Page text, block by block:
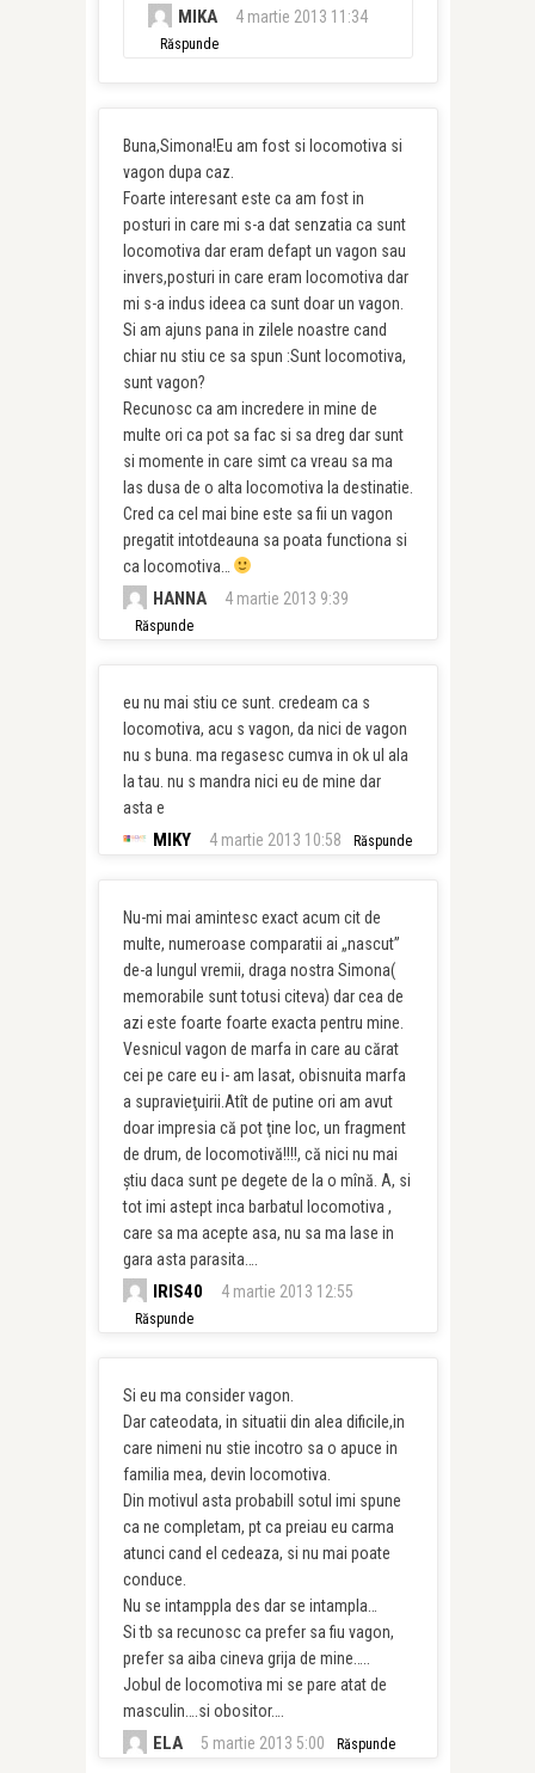
MIKA 4 martie 2013 11:34
Răspunde
Buna,Simona!Eu am fost si locomotiva si
vagon dupa caz.
Foarte interesant este ca am fost in
posturi in care mi s-a dat senzatia ca sunt
locomotiva dar eram defapt un vagon sau
invers,posturi in care eram locomotiva dar
mi s-a indus ideea ca sunt doar un vagon.
Si am ajuns pana in zilele noastre cand
chiar nu stiu ce sa spun :Sunt locomotiva,
sunt vagon?
Recunosc ca am incredere in mine de
multe ori ca pot sa fac si sa dreg dar sunt
si momente in care simt ca vreau sa ma
las dusa de o alta locomotiva la destinatie.
Cred ca cel mai bine este sa fii un vagon
pregatit intotdeauna sa poata functiona si
ca locomotiva…
HANNA 4 martie 2013 9:39
Răspunde
eu nu mai stiu ce sunt. credeam ca s
locomotiva, acu s vagon, da nici de vagon
nu s buna. ma regasesc cumva in ok ul ala
la tau. nu s mandra nici eu de mine dar
asta e
MIKY 4 martie 2013 10:58 Răspunde
Nu-mi mai amintesc exact acum cit de
multe, numeroase comparatii ai „nascut”
de-a lungul vremii, draga nostra Simona(
memorabile sunt totusi citeva) dar cea de
azi este foarte foarte exacta pentru mine.
Vesnicul vagon de marfa in care au cărat
cei pe care eu i- am lasat, obisnuita marfa
a supravieţuirii.Atît de putine ori am avut
doar impresia că pot ţine loc, un fragment
de drum, de locomotivă!!!!, că nici nu mai
ştiu daca sunt pe degete de la o mînă. A, si
tot imi astept inca barbatul locomotiva ,
care sa ma acepte asa, nu sa ma lase in
gara asta parasita….
IRIS40 4 martie 2013 12:55
Răspunde
Si eu ma consider vagon.
Dar cateodata, in situatii din alea dificile,in
care nimeni nu stie incotro sa o apuce in
familia mea, devin locomotiva.
Din motivul asta probabill sotul imi spune
ca ne completam, pt ca preiau eu carma
atunci cand el cedeaza, si nu mai poate
conduce.
Nu se intamppla des dar se intampla…
Si tb sa recunosc ca prefer sa fiu vagon,
prefer sa aiba cineva grija de mine…..
Jobul de locomotiva mi se pare atat de
masculin….si obositor….
ELA 5 martie 2013 5:00 Răspunde